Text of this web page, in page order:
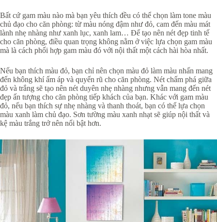
Bất cứ gam màu nào mà bạn yêu thích đều có thể chọn làm tone màu
chủ đạo cho căn phòng: từ màu nóng đậm như đỏ, cam đến màu mát
lành nhẹ nhàng như xanh lục, xanh lam… Để tạo nên nét đẹp tinh tế
cho căn phòng, điều quan trọng không nằm ở việc lựa chọn gam màu
mà là cách phối hợp gam màu đó với nội thất một cách hài hòa nhất.
Nếu bạn thích màu đỏ, bạn chỉ nên chọn màu đỏ làm màu nhấn mang
đến không khí ấm áp và quyến rũ cho căn phòng. Nét chấm phá giữa
đỏ và trắng sẽ tạo nên nét duyên nhẹ nhàng nhưng vẫn mang đến nét
đẹp ấn tượng cho căn phòng tiếp khách của bạn. Khác với gam màu
đỏ, nếu bạn thích sự nhẹ nhàng và thanh thoát, bạn có thể lựa chọn
màu xanh làm chủ đạo. Sơn tường màu xanh nhạt sẽ giúp nội thất và
kệ màu trắng trở nên nổi bật hơn.